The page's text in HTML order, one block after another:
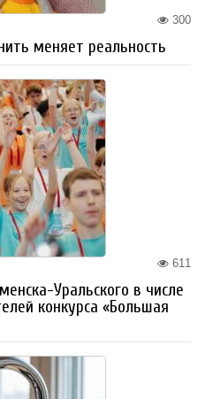
300
меняет реальность
611
Уральского в числе
конкурса «Большая